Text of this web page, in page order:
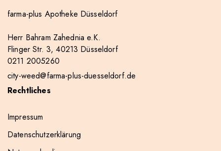
farma-plus Apotheke Düsseldorf
Herr Bahram Zahednia e.K.
Flinger Str. 3, 40213 Düsseldorf
0211 2005260
city-weed@farma-plus-duesseldorf.de
Rechtliches
Impressum
Datenschutzerklärung